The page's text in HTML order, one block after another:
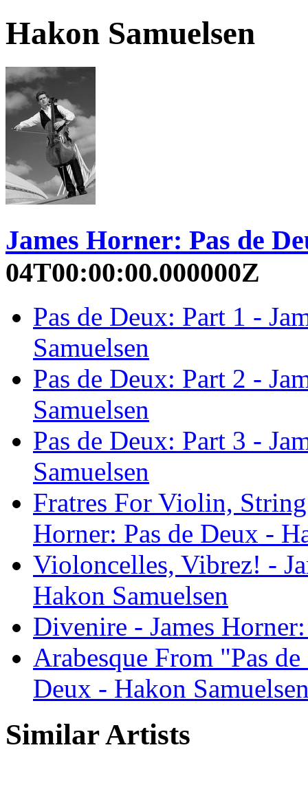
Hakon Samuelsen
James Horner: Pas de
04T00:00:00.000000Z
Pas de Deux: Part 1 -
Samuelsen
Pas de Deux: Part 2 -
Samuelsen
Pas de Deux: Part 3 -
Samuelsen
Fratres For Violin,
Horner: Pas de Deux -
Violoncelles, Vibrez! -
Hakon Samuelsen
Divenire - James
Arabesque From "Pas
Deux - Hakon
Similar Artists